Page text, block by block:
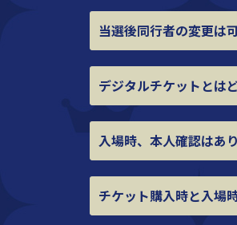
当選後同行者の変更は
デジタルチケットとは
入場時、本人確認はあ
チケット購入時と入場